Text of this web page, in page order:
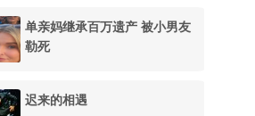
单亲妈继承百万遗产 被小男友
勒死
迟来的相遇